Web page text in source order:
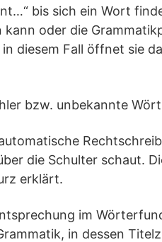
bis sich ein Wort
oder die
diesem Fall öffnet sie
bzw. unbekannte
die Schulter schaut.
erklärt.
im
in dessen